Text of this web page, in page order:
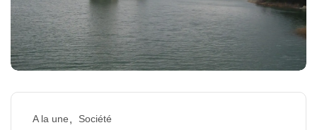
A la une Société